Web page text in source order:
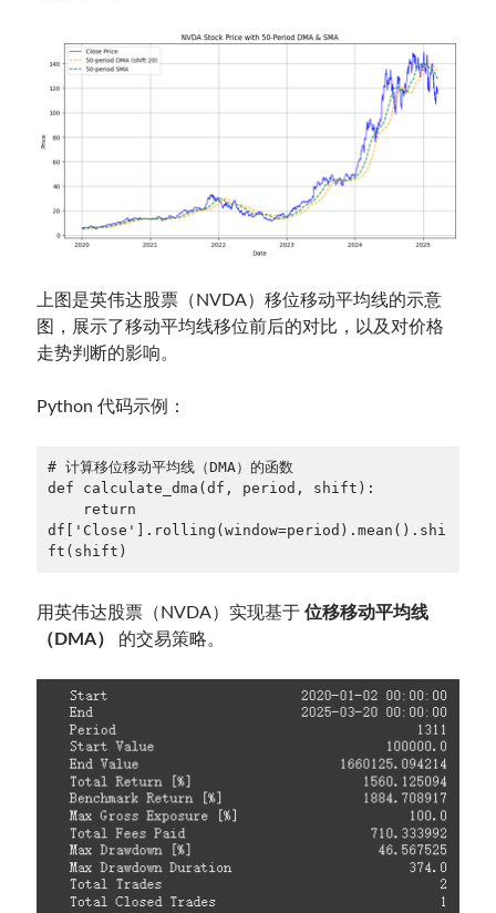
上图是英伟达股票（NVDA）移位移动平均线的示意
图，展示了移动平均线移位前后的对比，以及对价格
走势判断的影响。
Python 代码示例：
# 计算移位移动平均线（DMA）的函数
def calculate_dma(df, period, shift):
df['Close'].rolling(window=period).mean().shi
用英伟达股票（NVDA）实现基于位移移动平均线
（DMA）
的交易策略。